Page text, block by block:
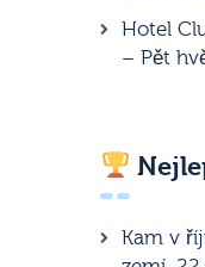
Hotel
– Pět
Kam v